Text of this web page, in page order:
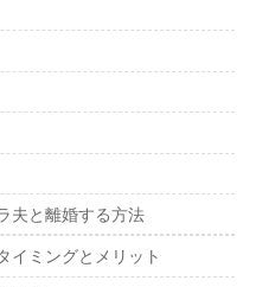
夫と離婚する方法
イミングとメリット